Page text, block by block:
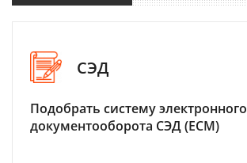
СЭД
Подобрать систему электронного
документооборота СЭД (ECM)